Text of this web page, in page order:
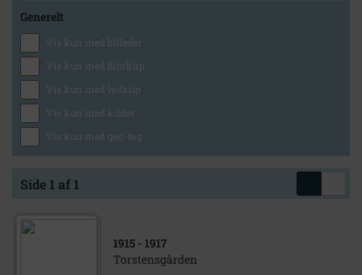
Generelt
Vis kun med billeder
Vis kun med filmklip
Vis kun med lydklip
Vis kun med kilder
Vis kun med geo-tag
Side 1 af 1
1915 - 1917
Torstensgården